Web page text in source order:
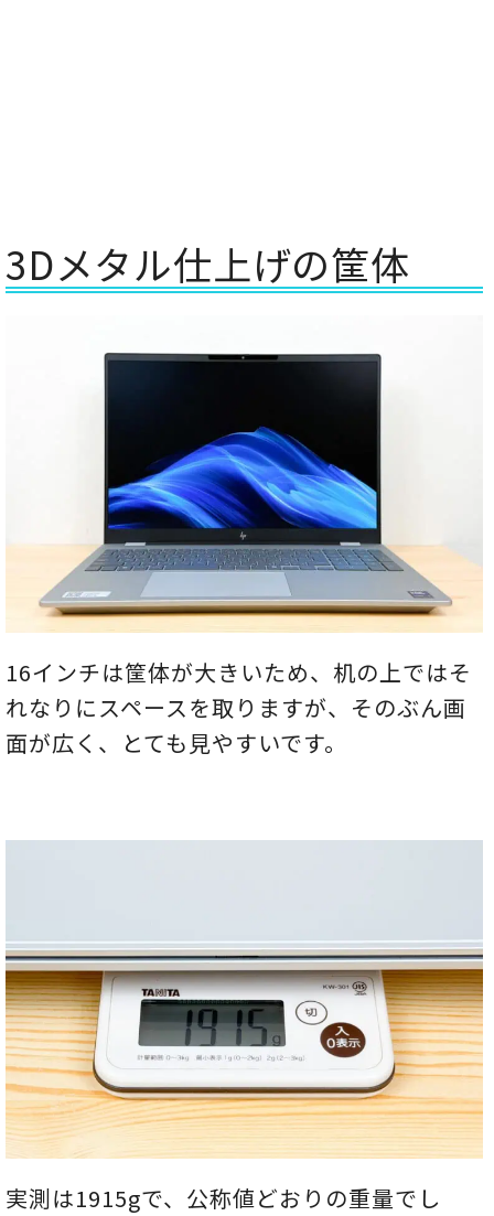
3Dメタル仕上げの筐体
16インチは筐体が大きいため、机の上ではそ
れなりにスペースを取りますが、そのぶん画
面が広く、とても見やすいです。
実測は1915gで、公称値どおりの重量でし